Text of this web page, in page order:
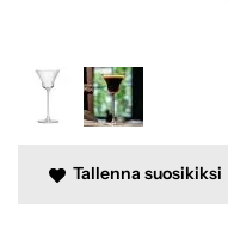
Tallenna suosikiksi